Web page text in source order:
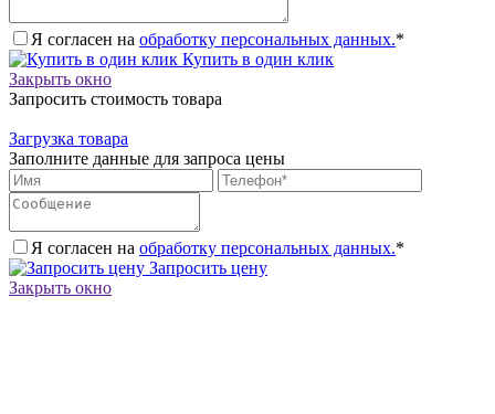
Я согласен на обработку персональных данных.*
Купить в один клик
Закрыть окно
Запросить стоимость товара
Загрузка товара
Заполните данные для запроса цены
Я согласен на обработку персональных данных.*
Запросить цену
Закрыть окно